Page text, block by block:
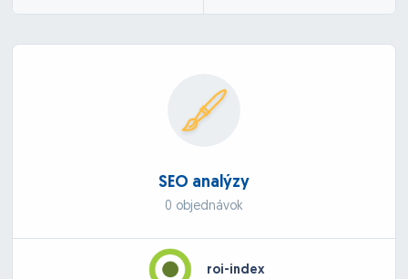
SEO analýzy
0 objednávok
roi-index